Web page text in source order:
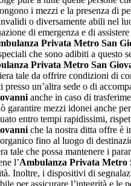
i mezzi e la presenza di
o diversamente abili nel
di emergenza e di
Privata Metro San
che sono adibiti a questo
Privata Metro San
tale da offrire condizioni di
presso un’altra sede o di
anche in caso di
garantire mezzi idonei anche
entro tempi rapidissimi,
che la nostra ditta offre è
fino al luogo di
tale che possa mantenere i
l’Ambulanza Privata Metro
Inoltre, i dispositivi di